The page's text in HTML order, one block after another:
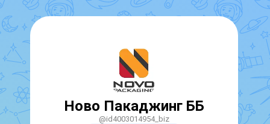
Ново Пакаджинг ББ
@id4003014954_biz